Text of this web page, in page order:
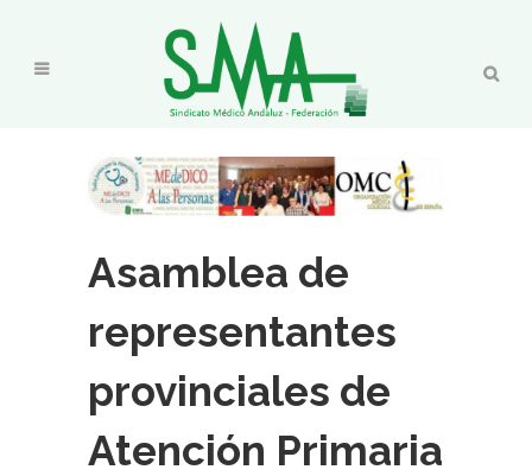
Asamblea de
representantes
provinciales de
Atención Primaria